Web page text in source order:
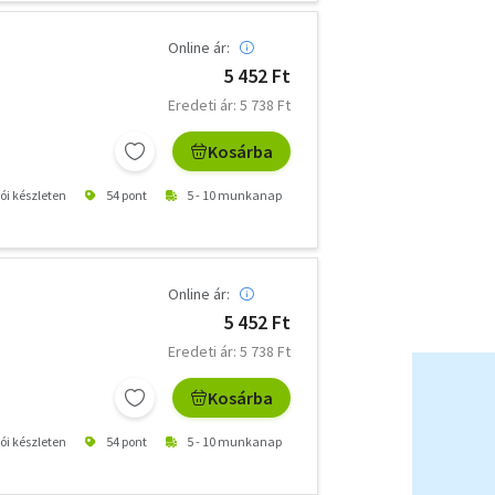
Online ár:
5 452 Ft
Eredeti ár: 5 738 Ft
Kosárba
készleten 54 pont 5 - 10 munkanap
Online ár:
5 452 Ft
Eredeti ár: 5 738 Ft
Kosárba
készleten 54 pont 5 - 10 munkanap